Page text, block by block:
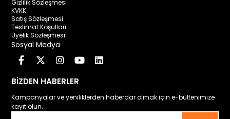
Gizlilik Sözleşmesi
KVKK
Satış Sözleşmesi
Teslimat Koşulları
Üyelik Sözleşmesi
Sosyal Medya
BİZDEN HABERLER
Kampanyalar ve yeniliklerden haberdar olmak için e-bültenimize
kayıt olun.